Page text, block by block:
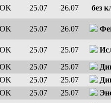
25.07
26.07 без
25.07 26.07
25.07 25.07
25.07
25.07
25.07
25.07
25.07
25.07